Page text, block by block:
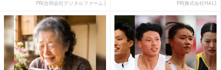
PR(合同会社デジタルファーム ) PR(株式会社HAL)